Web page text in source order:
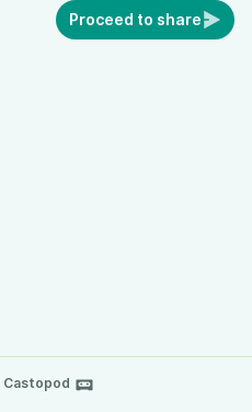
Proceed to share
Castopod